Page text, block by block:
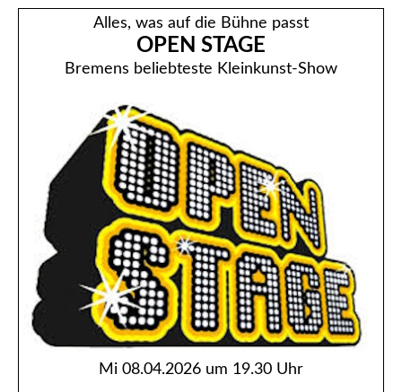
Alles, was auf die Bühne passt
OPEN STAGE
Bremens beliebteste Kleinkunst-Show
Mi 08.04.2026 um 19.30 Uhr